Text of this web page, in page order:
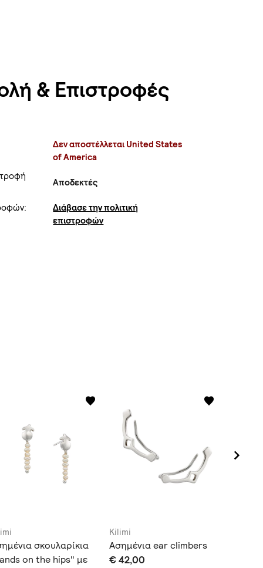
& Επιστροφές
Δεν αποστέλλεται United States
of America
Αποδεκτές
Διάβασε την πολιτική
επιστροφών
σκουλαρίκια
on the hips" με
Kilimi
Ασημένια ear climbers
€ 42,00